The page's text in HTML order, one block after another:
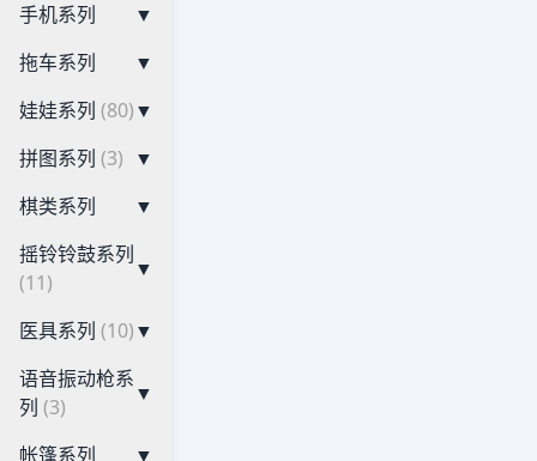
手机系列
▼
拖车系列
▼
娃娃系列 (80)▼
拼图系列 (3) ▼
棋类系列
▼
摇铃铃鼓系列
(11)
▼
医具系列 (10)▼
语音振动枪系
列 (3)
▼
帐篷系列 ▼